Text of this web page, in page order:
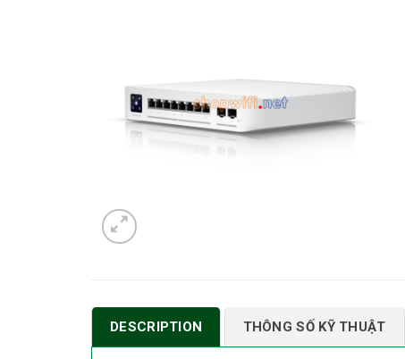
DESCRIPTION THÔNG SỐ KỸ THUẬT